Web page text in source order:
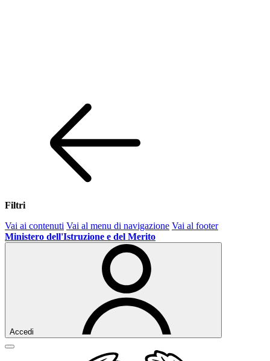
Filtri
Vai ai contenuti Vai al menu di navigazione Vai al footer
Ministero dell'Istruzione e del Merito
Accedi